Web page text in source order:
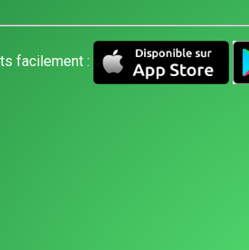
facilement :